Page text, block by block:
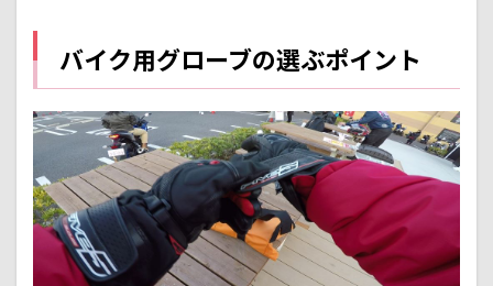
バイク用グローブの選ぶポイント